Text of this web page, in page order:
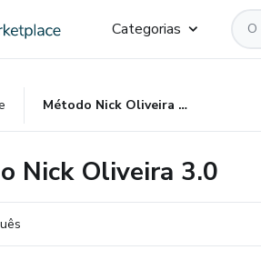
Categorias
Método Nick Oliveira 3.0
Nick Oliveira 3.0